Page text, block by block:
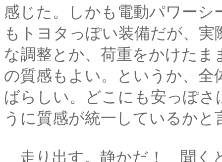
感じた。しかも電動パワー
もトヨタっぽい装備だが、
な調整とか、荷重をかけた
の質感もよい。というか、
ばらしい。どこにも安っぽ
うに質感が統一しているか
走り出す。静かだ！ 聞く